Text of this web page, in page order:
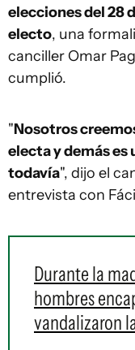
elecciones del 28
electo, una
canciller Omar
cumplió.
"Nosotros
electa y demás es
todavía", dijo el
entrevista con
Durante la
hombres
vandalizaron